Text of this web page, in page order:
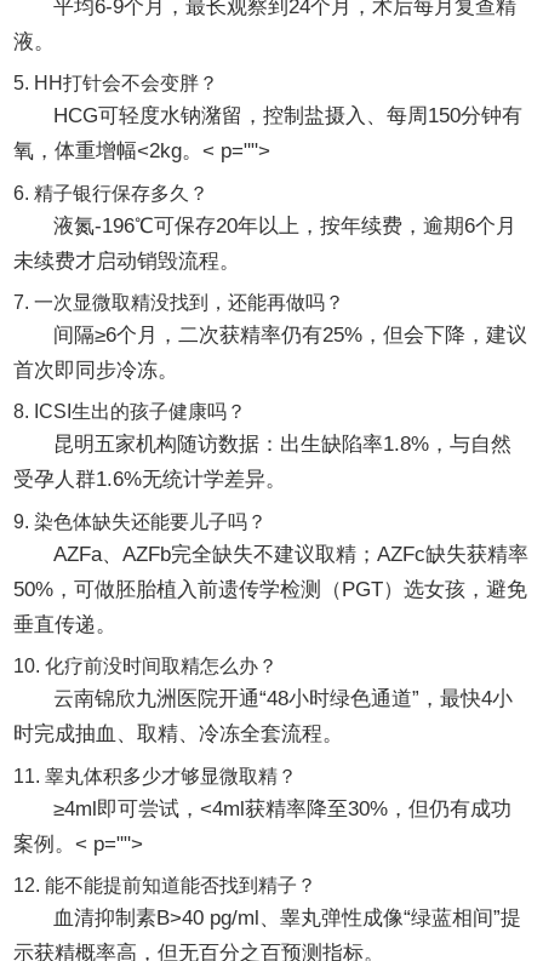
平均6-9个月，最长观察到24个月，术后每月复查精
液。
5. HH打针会不会变胖？
HCG可轻度水钠潴留，控制盐摄入、每周150分钟有
氧，体重增幅<2kg。< p="">
6. 精子银行保存多久？
液氮-196℃可保存20年以上，按年续费，逾期6个月
未续费才启动销毁流程。
7. 一次显微取精没找到，还能再做吗？
间隔≥6个月，二次获精率仍有25%，但会下降，建议
首次即同步冷冻。
8. ICSI生出的孩子健康吗？
昆明五家机构随访数据：出生缺陷率1.8%，与自然
受孕人群1.6%无统计学差异。
9. 染色体缺失还能要儿子吗？
AZFa、AZFb完全缺失不建议取精；AZFc缺失获精率
50%，可做胚胎植入前遗传学检测（PGT）选女孩，避免
垂直传递。
10. 化疗前没时间取精怎么办？
云南锦欣九洲医院开通“48小时绿色通道”，最快4小
时完成抽血、取精、冷冻全套流程。
11. 睾丸体积多少才够显微取精？
≥4ml即可尝试，<4ml获精率降至30%，但仍有成功
案例。< p="">
12. 能不能提前知道能否找到精子？
血清抑制素B>40 pg/ml、睾丸弹性成像“绿蓝相间”提
示获精概率高，但无百分之百预测指标。